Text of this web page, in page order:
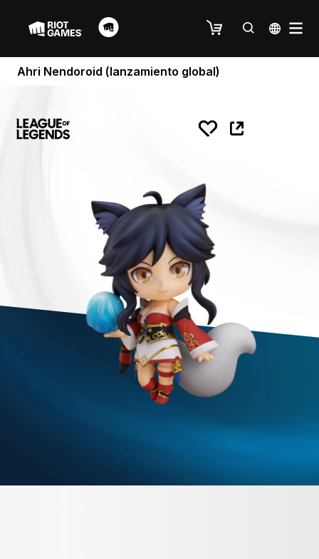
Ahri Nendoroid (lanzamiento global)